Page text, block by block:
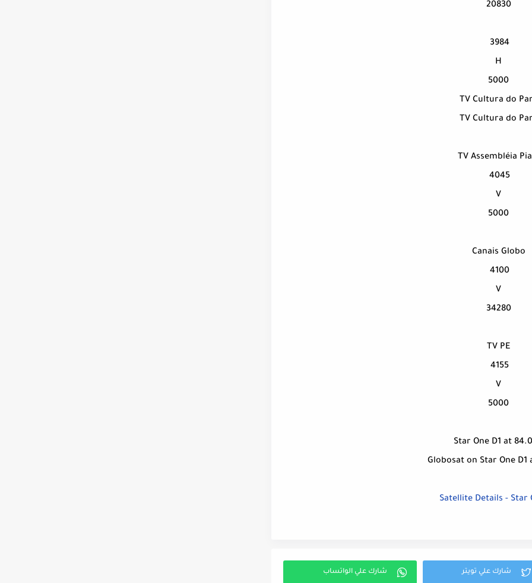
20830
3984
H
5000
TV Cultura do
TV Cultura do
TV Assembléia
4045
V
5000
Canais Globo
4100
V
34280
TV PE
4155
V
5000
Star One D1 at
Globosat on Star One D1
Satellite Details - Star